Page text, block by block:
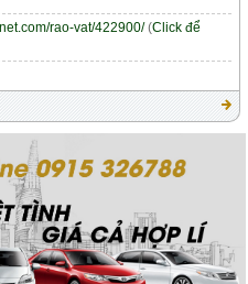
rao-vat/422900/(Click để